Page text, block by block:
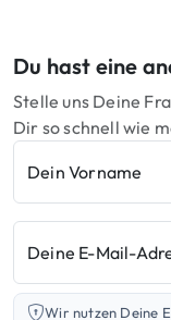
Du hast eine
Stelle uns Deine
Dir so schnell wie
Dein Vorname
Deine E-Mail-
Wir nutzen Deine